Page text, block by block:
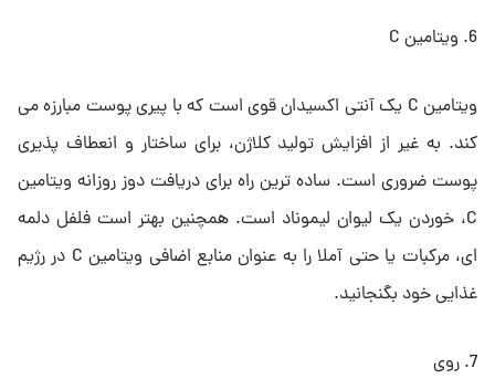
6. ویتامین C
ویتامین C یک آنتی اکسیدان قوی است که با پیری پوست مبارزه می
کند. به غیر از افزایش تولید کلاژن، برای ساختار و انعطاف پذیری
پوست ضروری است. ساده ترین راه برای دریافت دوز روزانه ویتامین
C، خوردن یک لیوان لیموناد است. همچنین بهتر است فلفل دلمه
ای، مرکبات یا حتی آملا را به عنوان منابع اضافی ویتامین C در رژیم
غذایی خود بگنجانید.
7. روی